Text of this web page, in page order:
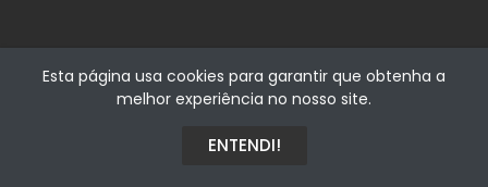
Esta página usa cookies para garantir que obtenha a
melhor experiência no nosso site.
ENTENDI!